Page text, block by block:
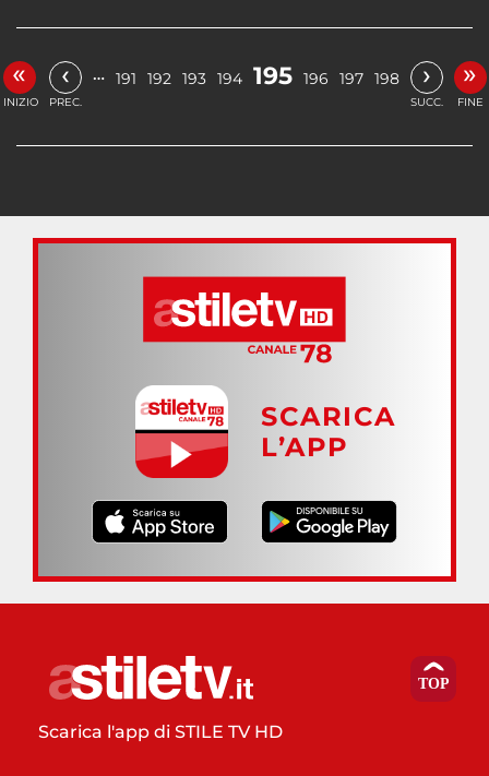
«
INIZIO
‹
PREC.
… 191 192 193 194 195 196 197 198 ›
SUCC.
»
FINE
SCARICA
L’APP
Scarica l'app di STILE TV HD